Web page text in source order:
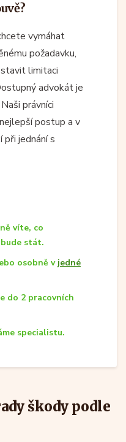
vymáhat
požadavku,
limitaci
advokát je
právníci
postup a v
jednání s
víte, co
stát.
osobně v jedné
do 2 pracovních
specialistu.
škody podle